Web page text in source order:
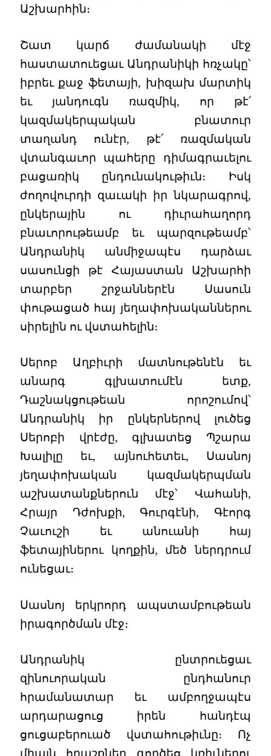
Աշխարհին։
Շատ կարճ ժամանակի մէջ
հաստատուեցաւ Անդրանիկի հռչակը՝
իբրեւ քաջ ֆետայի, խիզախ մարտիկ
եւ յանդուգն ռազմիկ, որ թէ՛
կազմակերպական բնատուր
տաղանդ ունէր, թէ՛ ռազմական
վտանգաւոր պահերը դիմագրաւելու
բացառիկ ընդունակութիւն։ Իսկ
ժողովուրդի զաւակի իր նկարագրով,
ընկերային ու դիւրահաղորդ
բնաւորութեամբ եւ պարզութեամբ՝
Անդրանիկ անմիջապէս դարձաւ
սասունցի թէ Հայաստան Աշխարհի
տարբեր շրջաններէն Սասուն
փութացած հայ յեղափոխականներու
սիրելին ու վստահելին։
Սերոբ Աղբիւրի մատնութենէն եւ
անարգ գլխատումէն ետք,
Դաշնակցութեան որոշումով՝
Անդրանիկ իր ընկերներով լուծեց
Սերոբի վրէժը, գլխատեց Պշարա
Խալիլը եւ, այնուհետեւ, Սասնոյ
յեղափոխական կազմակերպման
աշխատանքներուն մէջ՝ Վահանի,
Հրայր Դժոխքի, Գուրգէնի, Գէորգ
Չաւուշի եւ անուանի հայ
ֆետայիներու կողքին, մեծ ներդրում
ունեցաւ։
Սասնոյ երկրորդ ապստամբութեան
իրագործման մէջ։
Անդրանիկ ընտրուեցաւ
զինուորական ընդհանուր
հրամանատար եւ ամբողջապէս
արդարացուց իրեն հանդէպ
ցուցաբերուած վստահութիւնը։ Ոչ
միայն հրաշքներ գործեց կռիւներու